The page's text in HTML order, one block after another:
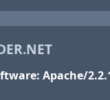
Apache/